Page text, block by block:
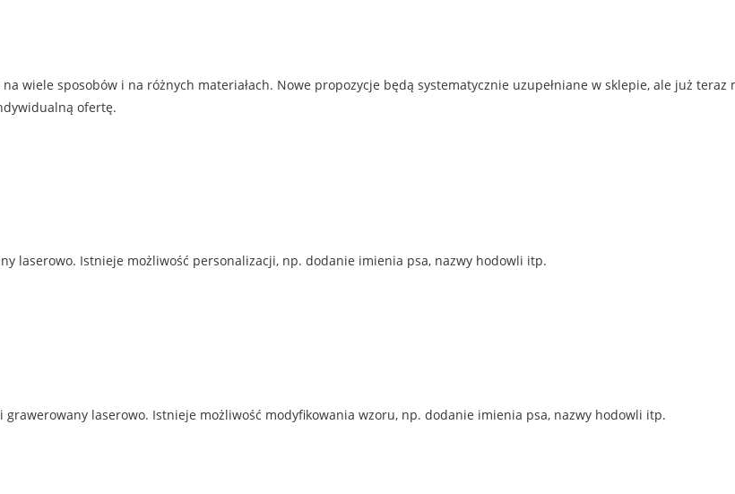
wiele sposobów i na różnych materiałach. Nowe propozycje będą systematycznie uzupełniane w sklepie, ale już teraz
ofertę.
laserowo. Istnieje możliwość personalizacji, np. dodanie imienia psa, nazwy hodowli itp.
laserowo. Istnieje możliwość modyfikowania wzoru, np. dodanie imienia psa, nazwy hodowli itp.